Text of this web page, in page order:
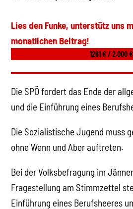
Lies den Funke, unterstütz uns
monatlichen Beitrag!
1261 € / 2.000 €
Die SPÖ fordert das Ende der
und die Einführung eines
Die Sozialistische Jugend muss
ohne Wenn und Aber auftreten.
Bei der Volksbefragung im
Fragestellung am Stimmzettel
Einführung eines Berufsheeres